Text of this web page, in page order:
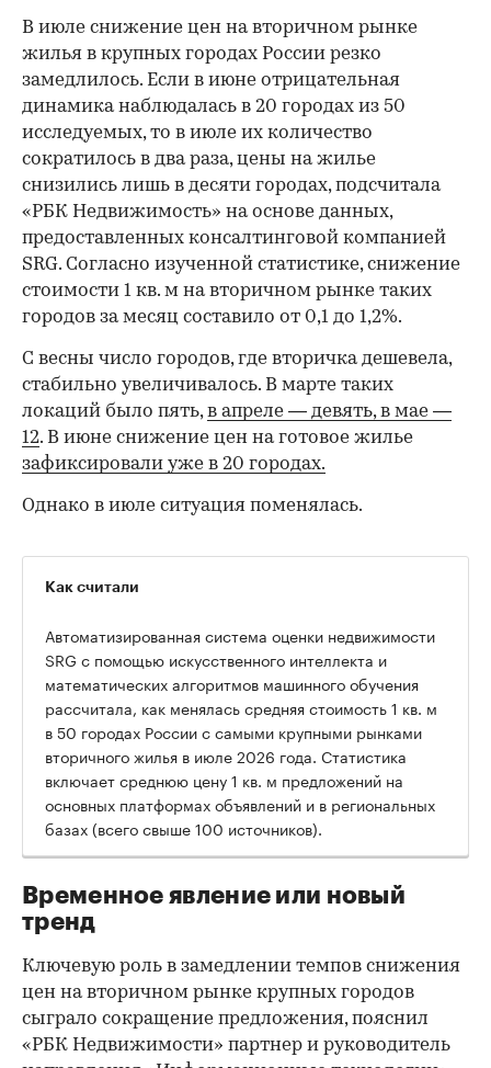
В июле снижение цен на вторичном рынке
жилья в крупных городах России резко
замедлилось. Если в июне отрицательная
динамика наблюдалась в 20 городах из 50
исследуемых, то в июле их количество
сократилось в два раза, цены на жилье
снизились лишь в десяти городах, подсчитала
«РБК Недвижимость» на основе данных,
предоставленных консалтинговой компанией
SRG. Согласно изученной статистике, снижение
стоимости 1 кв. м на вторичном рынке таких
городов за месяц составило от 0,1 до 1,2%.
С весны число городов, где вторичка дешевела,
стабильно увеличивалось. В марте таких
локаций было пять,в апреле — девять,в мае —
12. В июне снижение цен на готовое жилье
зафиксировали уже в 20 городах.
Однако в июле ситуация поменялась.
00:00 / 00:00
Как считали
Автоматизированная система оценки недвижимости
SRG с помощью искусственного интеллекта и
математических алгоритмов машинного обучения
рассчитала, как менялась средняя стоимость 1 кв. м
в 50 городах России с самыми крупными рынками
вторичного жилья в июле 2026 года. Статистика
включает среднюю цену 1 кв. м предложений на
основных платформах объявлений и в региональных
базах (всего свыше 100 источников).
Временное явление или новый
тренд
Ключевую роль в замедлении темпов снижения
цен на вторичном рынке крупных городов
сыграло сокращение предложения, пояснил
«РБК Недвижимости» партнер и руководитель